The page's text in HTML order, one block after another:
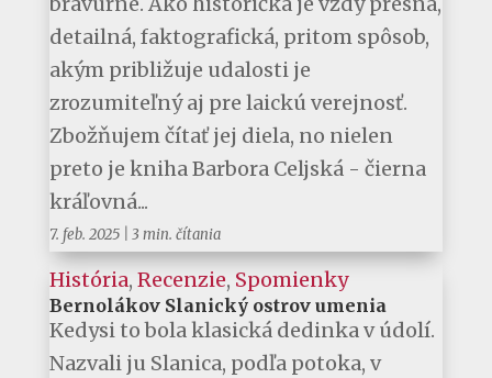
detailná, faktografická, pritom spôsob,
akým približuje udalosti je
zrozumiteľný aj pre laickú verejnosť.
Zbožňujem čítať jej diela, no nielen
preto je kniha Barbora Celjská - čierna
kráľovná...
7. feb. 2025| 3 min. čítania
História, Recenzie, Spomienky
Bernolákov Slanický ostrov umenia
Kedysi to bola klasická dedinka v údolí.
Nazvali ju Slanica, podľa potoka, v